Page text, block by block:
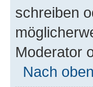
schreiben
Moderator
Nach oben